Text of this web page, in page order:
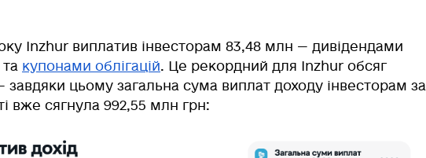
Inzhur виплатив інвесторам 83,48 млн — дивідендами
та купонами облігацій . Це рекордний для Inzhur обсяг
завдяки цьому загальна сума виплат доходу інвесторам за
вже сягнула 992,55 млн грн: